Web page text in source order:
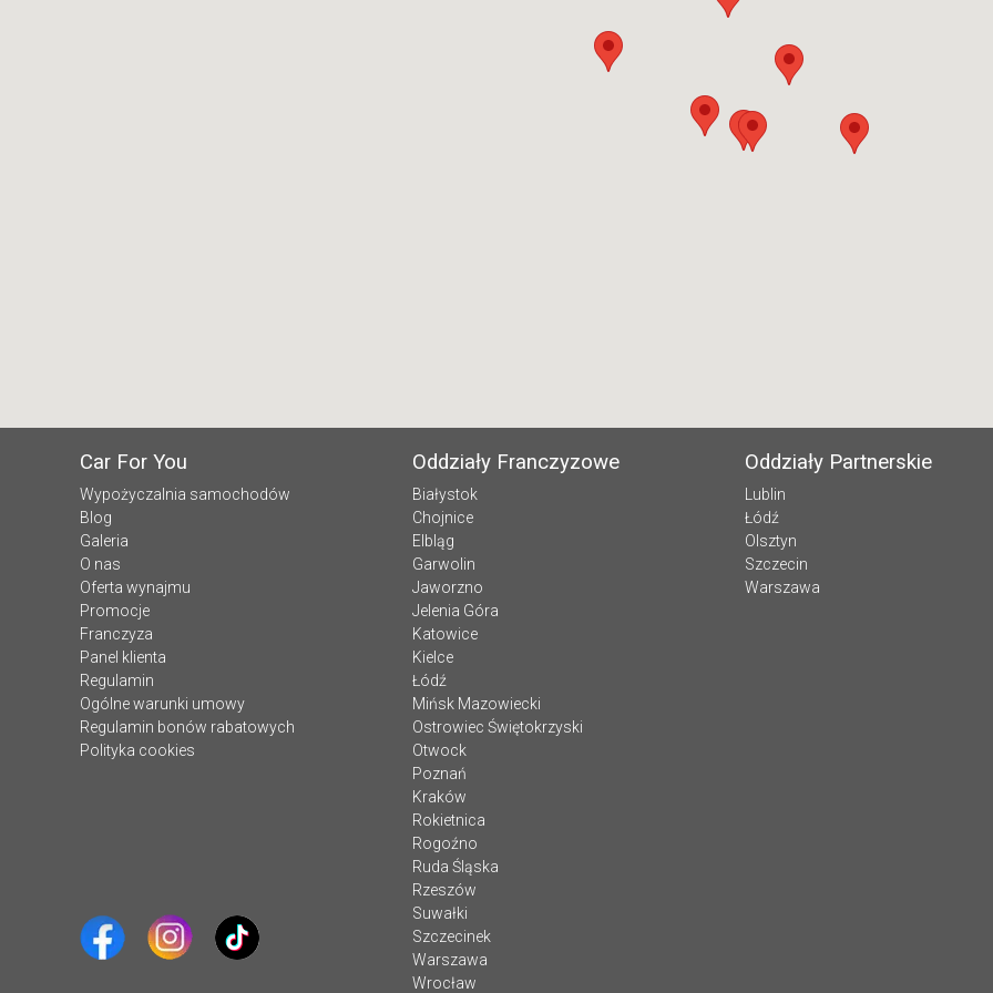
Car For You
Wypożyczalnia samochodów
Blog
Galeria
O nas
Oferta wynajmu
Promocje
Franczyza
Panel klienta
Regulamin
Ogólne warunki umowy
Regulamin bonów rabatowych
Polityka cookies
Oddziały Franczyzowe
Białystok
Chojnice
Elbląg
Garwolin
Jaworzno
Jelenia Góra
Katowice
Kielce
Łódź
Mińsk Mazowiecki
Ostrowiec Świętokrzyski
Otwock
Poznań
Kraków
Rokietnica
Rogoźno
Ruda Śląska
Rzeszów
Suwałki
Szczecinek
Warszawa
Wrocław
Oddziały Partnerskie
Lublin
Łódź
Olsztyn
Szczecin
Warszawa